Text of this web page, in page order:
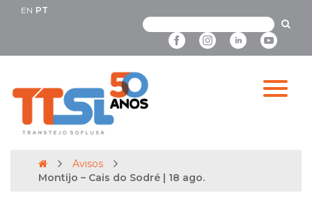
EN PT
Avisos
Montijo – Cais do Sodré | 18 ago.